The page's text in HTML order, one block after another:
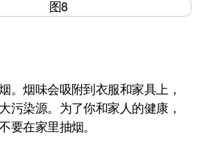
烟味会吸附到衣服和家具上，
污染源。为了你和家人的健康，
要在家里抽烟。